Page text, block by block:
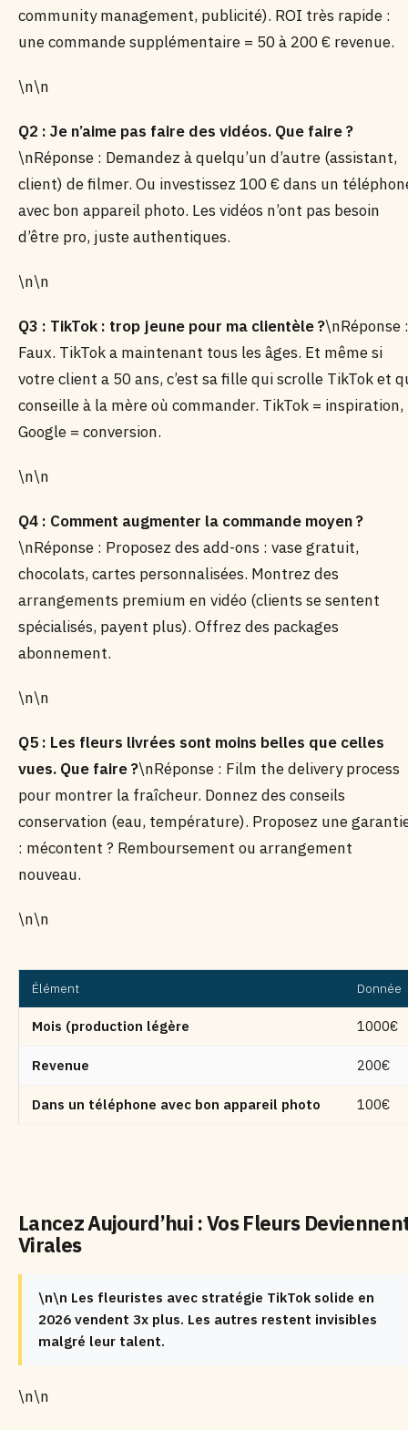
community management, publicité). ROI très rapide :
une commande supplémentaire = 50 à 200 € revenue.
\n\n
Q2 : Je n’aime pas faire des vidéos. Que faire ?
\nRéponse : Demandez à quelqu’un d’autre (assistant,
client) de filmer. Ou investissez 100 € dans un
avec bon appareil photo. Les vidéos n’ont pas besoin
d’être pro, juste authentiques.
\n\n
Q3 : TikTok : trop jeune pour ma clientèle ?\nRéponse :
Faux. TikTok a maintenant tous les âges. Et même si
votre client a 50 ans, c’est sa fille qui scrolle TikTok et
conseille à la mère où commander. TikTok = inspiration,
Google = conversion.
\n\n
Q4 : Comment augmenter la commande moyen ?
\nRéponse : Proposez des add-ons : vase gratuit,
chocolats, cartes personnalisées. Montrez des
arrangements premium en vidéo (clients se sentent
spécialisés, payent plus). Offrez des packages
abonnement.
\n\n
Q5 : Les fleurs livrées sont moins belles que celles
vues. Que faire ?\nRéponse : Film the delivery process
pour montrer la fraîcheur. Donnez des conseils
conservation (eau, température). Proposez une
: mécontent ? Remboursement ou arrangement
nouveau.
\n\n
Élément Donnée
Mois (production légère 1000€
Revenue 200€
Dans un téléphone avec bon appareil photo 100€
Lancez Aujourd’hui : Vos Fleurs
Virales
\n\n Les fleuristes avec stratégie TikTok solide en
2026 vendent 3x plus. Les autres restent invisibles
malgré leur talent.
\n\n